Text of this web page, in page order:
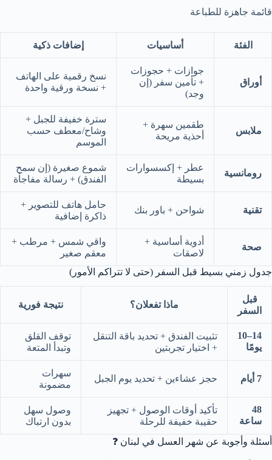
قائمة جاهزة للطباعة
الفئة أساسيات إضافات ذكية
أوراق
جوازات + حجوزات
+ تأمين سفر (إن
وجد)
نسخ رقمية على الهاتف
+ نسخة ورقية واحدة
ملابس
طقمين سهرة +
أحذية مريحة
سترة خفيفة للجبل +
وشاح/معطف حسب
الموسم
رومانسية
عطر + إكسسوارات
بسيطة
شموع صغيرة (إن سمح
الفندق) + رسالة مفاجأة
تقنية شواحن + باور بنك
حامل هاتف للتصوير +
ذاكرة إضافية
صحة
أدوية أساسية +
لاصقات
واقي شمس + مرطب +
معقم صغير
جدول زمني بسيط قبل السفر (حتى لا تتراكم الأمور)
قبل
السفر
ماذا تفعلان؟ نتيجة فورية
14–10
يومًا
تثبيت الفندق + تحديد باقة التنقل
+ اختيار تجربتين
توقف القلق
وتبدأ المتعة
7 أيام حجز عشاءين + تحديد يوم الجبل
سهرات
مضمونة
48
ساعة
تأكيد أوقات الوصول + تجهيز
حقيبة خفيفة للرحلة
وصول سهل
بدون ارتباك
أسئلة وأجوبة عن شهر العسل في لبنان ❓